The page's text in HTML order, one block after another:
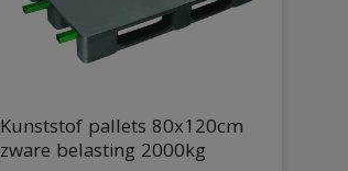
Kunststof pallets 80x120cm
zware belasting 2000kg